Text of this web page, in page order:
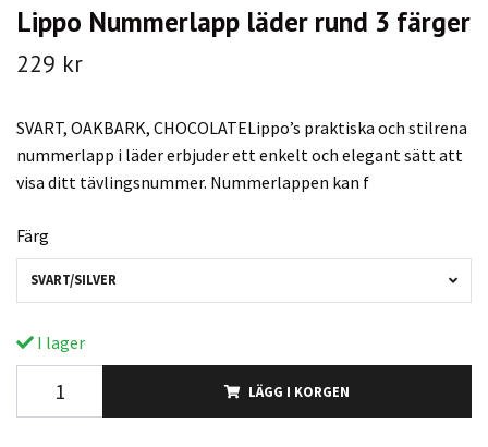
Lippo Nummerlapp läder rund 3 färger
229 kr
SVART, OAKBARK, CHOCOLATELippo’s praktiska och stilrena
nummerlapp i läder erbjuder ett enkelt och elegant sätt att
visa ditt tävlingsnummer. Nummerlappen kan f
Färg
SVART/SILVER
I lager
LÄGG I KORGEN